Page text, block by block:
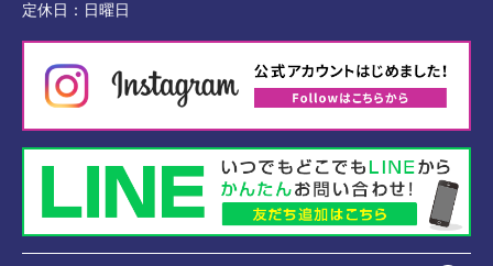
定休日： 日曜日